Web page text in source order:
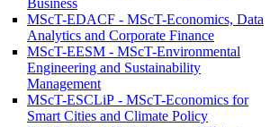
Business
MScT-EDACF - MScT-Economics, Data
Analytics and Corporate Finance
MScT-EESM - MScT-Environmental
Engineering and Sustainability
Management
MScT-ESCLiP - MScT-Economics for
Smart Cities and Climate Policy